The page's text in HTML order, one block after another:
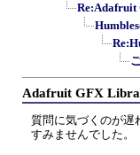
Re:Adafruit
Adafruit GFX
質問に気づくのが遅
すみませんでした。